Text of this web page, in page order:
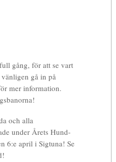
gång, för att se vart
gå in på
mer information.
och alla
under Årets Hund-
6:e april i Sigtuna! Se